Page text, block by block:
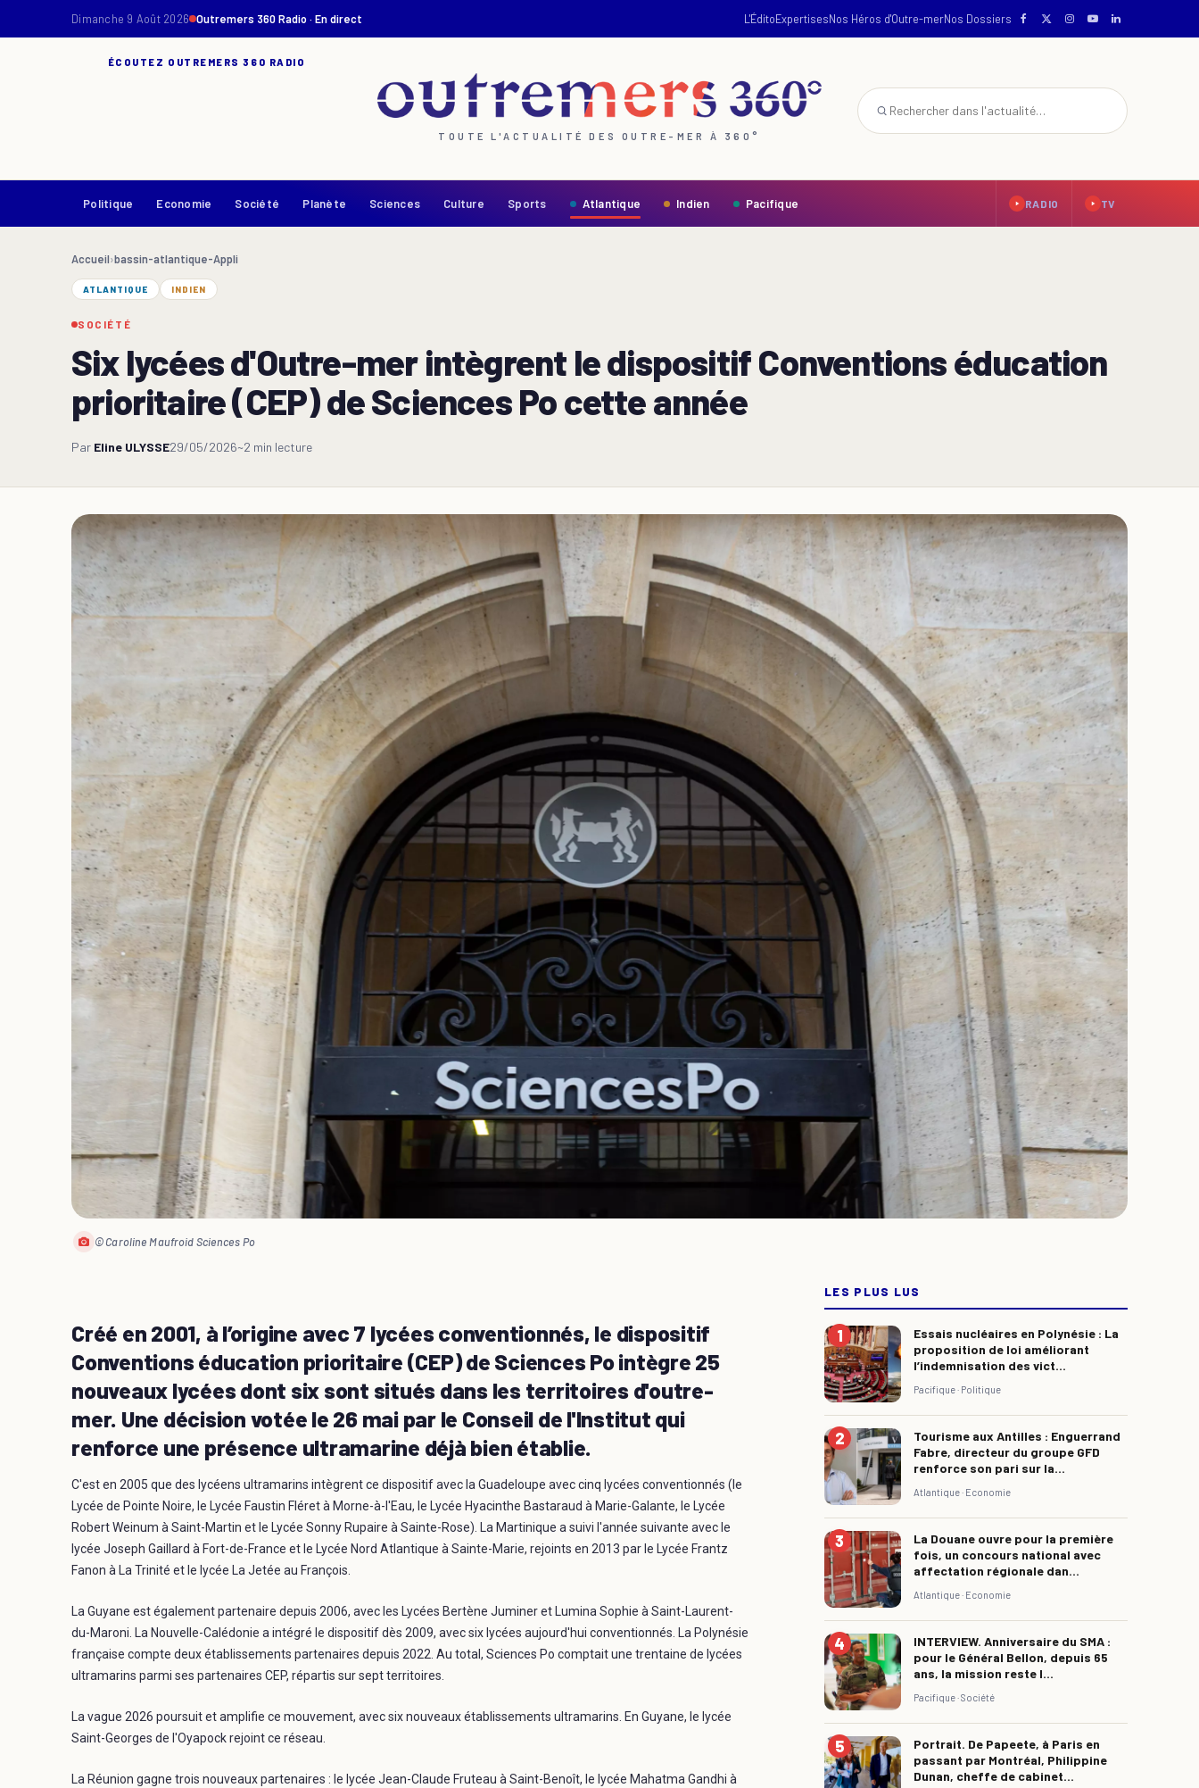
Dimanche 9 Août 2026 Outremers 360 Radio · En direct L'ÉditoExpertisesNos Héros d'Outre-merNos Dossiers
ÉCOUTEZ OUTREMERS 360 RADIO
TOUTE L'ACTUALITÉ DES OUTRE-MER À 360°
Politique Economie Société Planète Sciences Culture Sports Atlantique Indien Pacifique RADIO TV
Accueil›bassin-atlantique-Appli
ATLANTIQUE INDIEN
SOCIÉTÉ
Six lycées d'Outre-mer intègrent le dispositif Conventions éducation
prioritaire (CEP) de Sciences Po cette année
Par Eline ULYSSE29/05/2026~2 min lecture
© Caroline Maufroid Sciences Po
Créé en 2001, à l’origine avec 7 lycées conventionnés, le dispositif
Conventions éducation prioritaire (CEP) de Sciences Po intègre 25
nouveaux lycées dont six sont situés dans les territoires d'outre-
mer. Une décision votée le 26 mai par le Conseil de l'Institut qui
renforce une présence ultramarine déjà bien établie.
C'est en 2005 que des lycéens ultramarins intègrent ce dispositif avec la Guadeloupe avec cinq lycées conventionnés (le
Lycée de Pointe Noire, le Lycée Faustin Fléret à Morne-à-l'Eau, le Lycée Hyacinthe Bastaraud à Marie-Galante, le Lycée
Robert Weinum à Saint-Martin et le Lycée Sonny Rupaire à Sainte-Rose). La Martinique a suivi l'année suivante avec le
lycée Joseph Gaillard à Fort-de-France et le Lycée Nord Atlantique à Sainte-Marie, rejoints en 2013 par le Lycée Frantz
Fanon à La Trinité et le lycée La Jetée au François.
La Guyane est également partenaire depuis 2006, avec les Lycées Bertène Juminer et Lumina Sophie à Saint-Laurent-
du-Maroni. La Nouvelle-Calédonie a intégré le dispositif dès 2009, avec six lycées aujourd'hui conventionnés. La Polynésie
française compte deux établissements partenaires depuis 2022. Au total, Sciences Po comptait une trentaine de lycées
ultramarins parmi ses partenaires CEP, répartis sur sept territoires.
La vague 2026 poursuit et amplifie ce mouvement, avec six nouveaux établissements ultramarins. En Guyane, le lycée
Saint-Georges de l'Oyapock rejoint ce réseau.
La Réunion gagne trois nouveaux partenaires : le lycée Jean-Claude Fruteau à Saint-Benoît, le lycée Mahatma Gandhi à
LES PLUS LUS
Essais nucléaires en Polynésie : La
proposition de loi améliorant
l’indemnisation des vict...
Pacifique · Politique
Tourisme aux Antilles : Enguerrand
Fabre, directeur du groupe GFD
renforce son pari sur la...
Atlantique · Economie
La Douane ouvre pour la première
fois, un concours national avec
affectation régionale dan...
Atlantique · Economie
INTERVIEW. Anniversaire du SMA :
pour le Général Bellon, depuis 65
ans, la mission reste l...
Pacifique ·Société
Portrait. De Papeete, à Paris en
passant par Montréal, Philippine
Dunan, cheffe de cabinet...